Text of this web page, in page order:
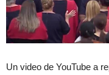
Un video de YouTube a